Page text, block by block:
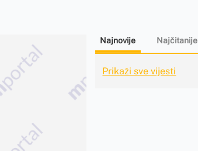
Najnovije Najčitanije
Prikaži sve vijesti